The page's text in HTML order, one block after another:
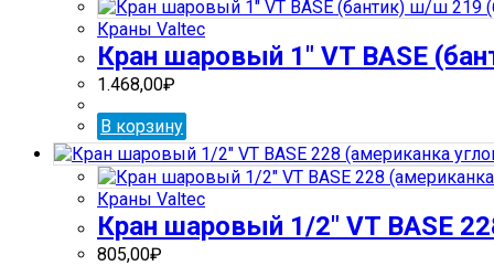
Краны Valtec
Кран шаровый 1″ VT BASE
1.468,00₽
В корзину
Краны Valtec
Кран шаровый 1/2″ VT BASE
805,00₽